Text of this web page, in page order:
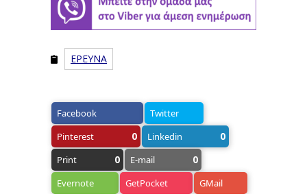
ΕΡΕΥΝΑ
Facebook
Twitter
Pinterest
0 Linkedin 0
Print 0 E-mail 0
Evernote GetPocket GMail